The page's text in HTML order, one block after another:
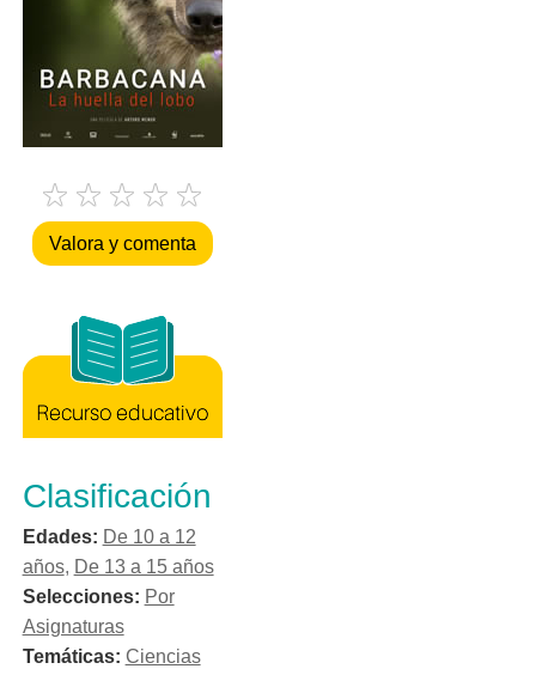
Valora y comenta
Clasificación
Edades: De 10 a 12
años, De 13 a 15 años
Selecciones: Por
Asignaturas
Temáticas: Ciencias